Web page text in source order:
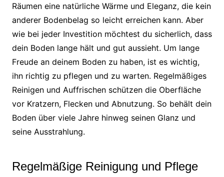
Räumen eine natürliche Wärme und Eleganz, die kein
anderer Bodenbelag so leicht erreichen kann. Aber
wie bei jeder Investition möchtest du sicherlich, dass
dein Boden lange hält und gut aussieht. Um lange
Freude an deinem Boden zu haben, ist es wichtig,
ihn richtig zu pflegen und zu warten. Regelmäßiges
Reinigen und Auffrischen schützen die Oberfläche
vor Kratzern, Flecken und Abnutzung. So behält dein
Boden über viele Jahre hinweg seinen Glanz und
seine Ausstrahlung.
Regelmäßige Reinigung und Pflege